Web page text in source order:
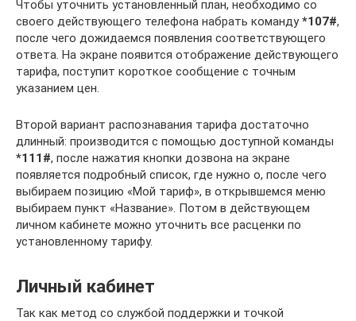
Чтобы уточнить установленный план, необходимо со
своего действующего телефона набрать команду*107#,
после чего дожидаемся появления соответствующего
ответа. На экране появится отображение действующего
тарифа, поступит короткое сообщение с точным
указанием цен.
Второй вариант распознавания тарифа достаточно
длинный: производится с помощью доступной команды
*111#, после нажатия кнопки дозвона на экране
появляется подробный список, где нужно о, после чего
выбираем позицию «Мой тариф», в открывшемся меню
выбираем пункт «Название». Потом в действующем
личном кабинете можно уточнить все расценки по
установленному тарифу.
Личный кабинет
Так как метод со службой поддержки и точкой